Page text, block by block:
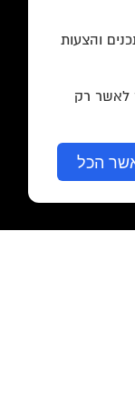
והצעות
לאשר רק
הכל